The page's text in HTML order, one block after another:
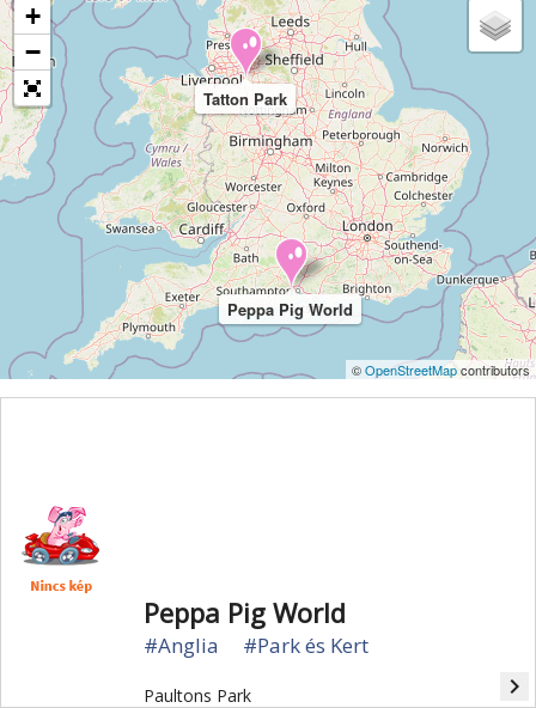
Tatton Park
Peppa Pig World
+
−
©OpenStreetMapcontributors
Peppa Pig World
#Anglia #Park és Kert
Paultons Park navigate_next